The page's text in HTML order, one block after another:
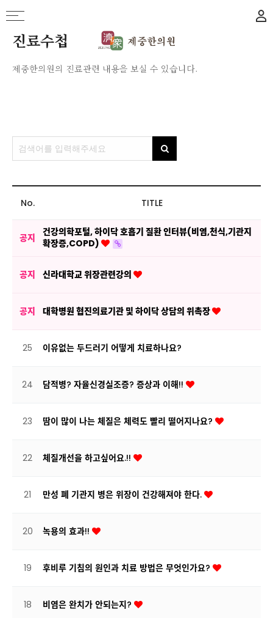
진료수첩
제중한의원의 진료관련 내용을 보실 수 있습니다.
No. TITLE
공지
건강의학포털, 하이닥 호흡기 질환 인터뷰(비염,천식,기관지
확장증,COPD)
공지 신라대학교 위장관련강의
공지 대학병원 협진의료기관 및 하이닥 상담의 위촉장
25 이유없는 두드러기 어떻게 치료하나요?
24 담적병? 자율신경실조증? 증상과 이해!!
23 땀이 많이 나는 체질은 체력도 빨리 떨어지나요?
22 체질개선을 하고싶어요.!!
21 만성 폐 기관지 병은 위장이 건강해져야 한다.
20 녹용의 효과!!
19 후비루 기침의 원인과 치료 방법은 무엇인가요?
18 비염은 완치가 안되는지?